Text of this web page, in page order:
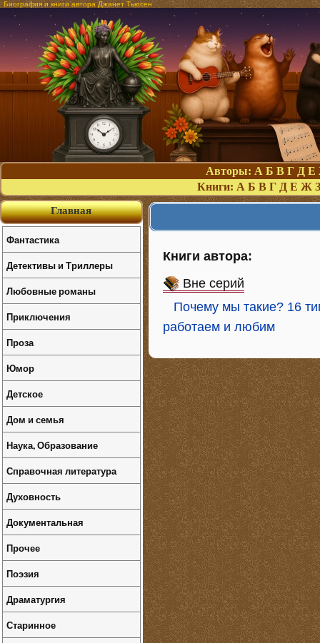
Биография и книги автора Джанет Тьюсен
Авторы: А Б В Г Д Е
Книги: А Б В Г Д Е Ж З
Книги автора:
Вне серий
Почему мы такие? 16
работаем и любим
Главная
Фантастика
Детективы и Триллеры
Любовные романы
Приключения
Проза
Юмор
Детское
Дом и семья
Наука, Образование
Справочная литература
Духовность
Документальная
Прочее
Поэзия
Драматургия
Старинное